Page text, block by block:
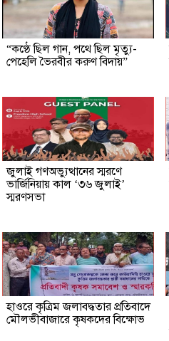
“কণ্ঠে ছিল গান, পথে ছিল মৃত্যু-
পেহেলি ভৈরবীর করুণ বিদায়”
জুলাই গণঅভ্যুত্থানের স্মরণে
ভার্জিনিয়ায় কাল ‘৩৬ জুলাই’
স্মরণসভা
হাওরে কৃত্রিম জলাবদ্ধতার প্রতিবাদে
মৌলভীবাজারে কৃষকদের বিক্ষোভ